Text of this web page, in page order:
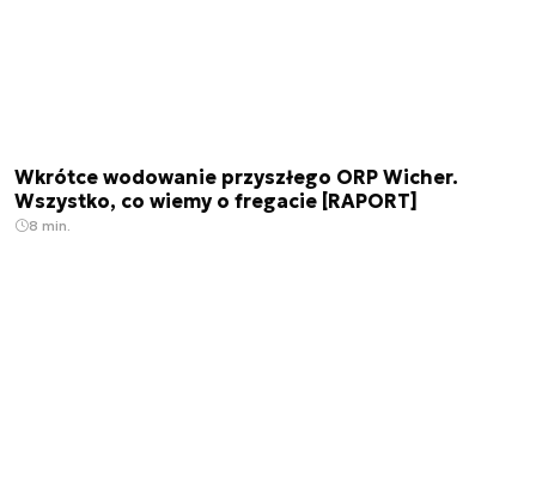
Wkrótce wodowanie przyszłego ORP Wicher.
Wszystko, co wiemy o fregacie [RAPORT]
8 min.